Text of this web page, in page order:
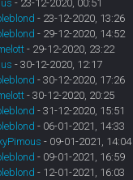
- 23-12-2020, 00:51
- 23-12-2020, 13:26
- 29-12-2020, 14:52
- 29-12-2020, 23:22
- 30-12-2020, 12:17
- 30-12-2020, 17:26
- 30-12-2020, 20:25
- 31-12-2020, 15:51
- 06-01-2021, 14:33
- 09-01-2021, 14:04
- 09-01-2021, 16:59
- 12-01-2021, 16:03